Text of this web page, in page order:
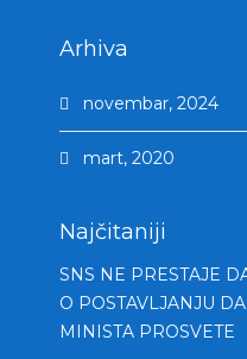
Arhiva
novembar, 2024
mart, 2020
Najčitaniji
SNS NE PRESTAJE
O POSTAVLJANJU
MINISTA PROSVETE